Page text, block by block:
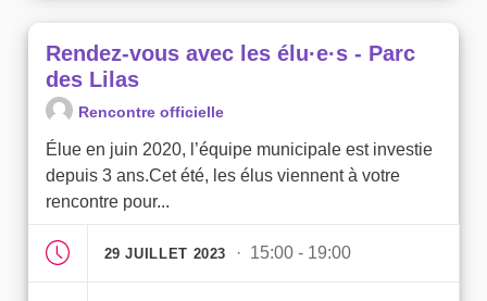
Rendez-vous avec les élu·e·s - Parc
des Lilas
Rencontre officielle
Élue en juin 2020, l’équipe municipale est investie
depuis 3 ans.Cet été, les élus viennent à votre
rencontre pour...
29 JUILLET 2023 · 15:00 - 19:00